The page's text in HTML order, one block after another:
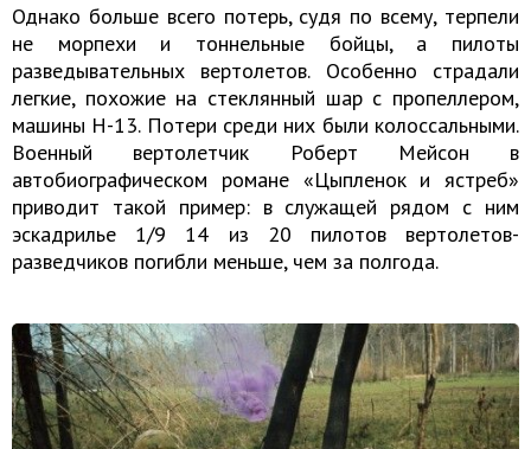
Однако больше всего потерь, судя по всему, терпели
не морпехи и тоннельные бойцы, а пилоты
разведывательных вертолетов. Особенно страдали
легкие, похожие на стеклянный шар с пропеллером,
машины H-13. Потери среди них были колоссальными.
Военный вертолетчик Роберт Мейсон в
автобиографическом романе «Цыпленок и ястреб»
приводит такой пример: в служащей рядом с ним
эскадрилье 1/9 14 из 20 пилотов вертолетов-
разведчиков погибли меньше, чем за полгода.